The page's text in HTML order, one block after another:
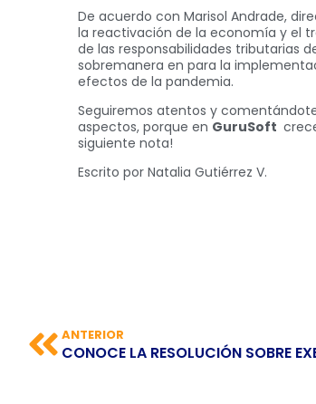
De acuerdo con Marisol Andrade,
la reactivación de la economía y el
de las responsabilidades tributarias
sobremanera en para la
efectos de la pandemia.
Seguiremos atentos y
aspectos, porque en GuruSoft
siguiente nota!
Escrito por Natalia Gutiérrez V.
ANTERIOR